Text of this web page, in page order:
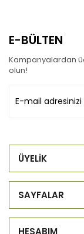
E-BÜLTEN
Kampanyalardan
olun!
ÜYELİK
SAYFALAR
HESABIM